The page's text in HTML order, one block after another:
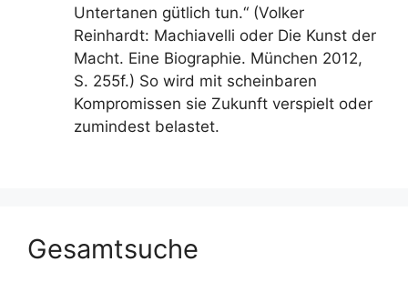
Untertanen gütlich tun.“ (Volker
Reinhardt: Machiavelli oder Die Kunst der
Macht. Eine Biographie. München 2012,
S. 255f.) So wird mit scheinbaren
Kompromissen sie Zukunft verspielt oder
zumindest belastet.
Gesamtsuche